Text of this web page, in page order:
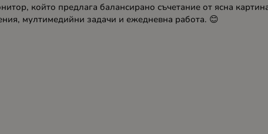
който предлага балансирано съчетание от ясна
мултимедийни задачи и ежедневна работа. 😊